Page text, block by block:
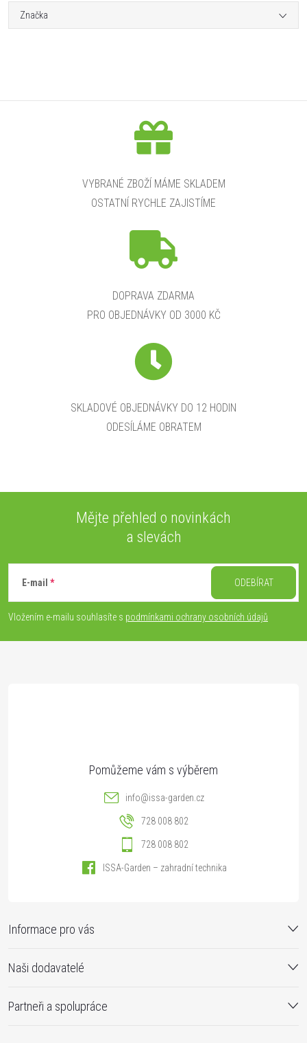
Značka
VYBRANÉ ZBOŽÍ MÁME SKLADEM
OSTATNÍ RYCHLE ZAJISTÍME
DOPRAVA ZDARMA
PRO OBJEDNÁVKY OD 3000 KČ
SKLADOVÉ OBJEDNÁVKY DO 12 HODIN
ODESÍLÁME OBRATEM
p
Mějte přehled o novinkách
a slevách
E-mail
Vložením e-mailu souhlasíte s podmínkami ochrany osobních údajů
ODEBÍRAT
Informace pro vás
info@issa-garden.cz
728 008 802
728 008 802
ISSA-Garden – zahradní technika
Naši dodavatelé
Partneři a spolupráce